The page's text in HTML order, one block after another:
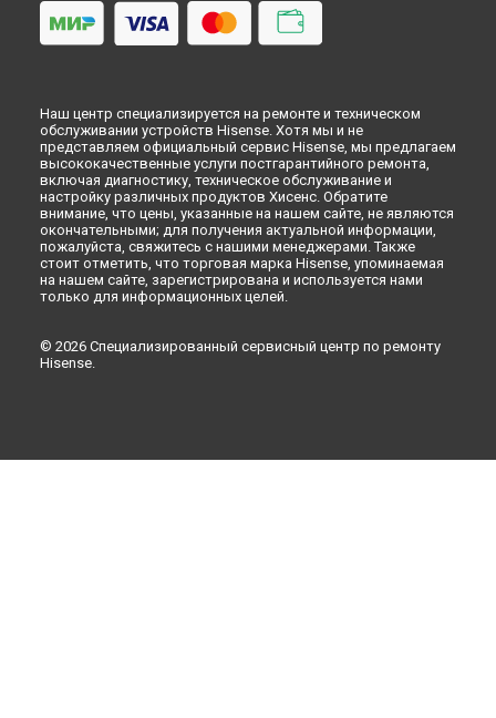
Наш центр специализируется на ремонте и техническом
обслуживании устройств Hisense. Хотя мы и не
представляем официальный сервис Hisense, мы предлагаем
высококачественные услуги постгарантийного ремонта,
включая диагностику, техническое обслуживание и
настройку различных продуктов Хисенс. Обратите
внимание, что цены, указанные на нашем сайте, не являются
окончательными; для получения актуальной информации,
пожалуйста, свяжитесь с нашими менеджерами. Также
стоит отметить, что торговая марка Hisense, упоминаемая
на нашем сайте, зарегистрирована и используется нами
только для информационных целей.
© 2026 Специализированный сервисный центр по ремонту
Hisense.